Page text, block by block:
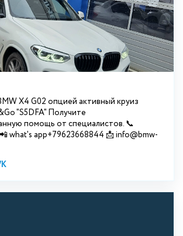
X4 G02 опцией активный круиз
"S5DFA" Получите
помощь от специалистов. 📞
what's app+79623668844 📩 info@bmw-